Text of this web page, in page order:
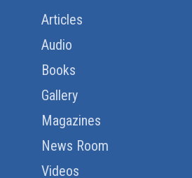
Articles
Audio
Books
Gallery
Magazines
News Room
Videos